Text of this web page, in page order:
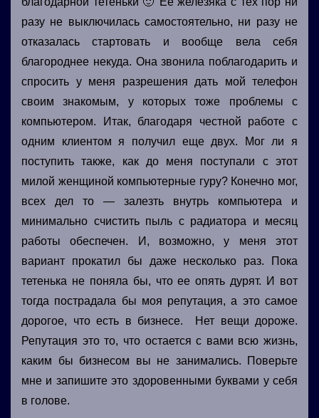
разу не выключилась самостоятельно, ни разу не
отказалась стартовать и вообще вела себя
благороднее некуда. Она звонила поблагодарить и
спросить у меня разрешения дать мой телефон
своим знакомым, у которых тоже проблемы с
компьютером. Итак, благодаря честной работе с
одним клиентом я получил еще двух. Мог ли я
поступить также, как до меня поступали с этот
милой женщиной компьютерные гуру? Конечно мог,
всех дел то — залезть внутрь компьютера и
минимально счистить пыль с радиатора и месяц
работы обеспечен. И, возможно, у меня этот
вариант прокатил бы даже несколько раз. Пока
тетенька не поняла бы, что ее опять дурят. И вот
тогда пострадала бы моя репутация, а это самое
дорогое, что есть в бизнесе. Нет вещи дороже.
Репутация это то, что остается с вами всю жизнь,
каким бы бизнесом вы не занимались. Поверьте
мне и запишите это здоровенными буквами у себя
в голове.